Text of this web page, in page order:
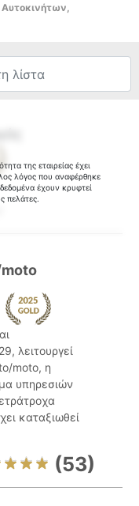
Αυτοκινήτων,
της εταιρείας έχει
λόγος που αναφέρθηκε
έχουν κρυφτεί
πελάτες.
λειτουργεί
moto, η
υπηρεσιών
καταξιωθεί
(53)